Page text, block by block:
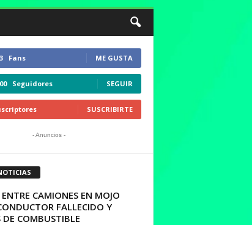
Fans ME GUSTA
Seguidores SEGUIR
SUSCRIBIRTE
- Anuncios -
CAMIONES EN MOJO
FALLECIDO Y
DE COMBUSTIBLE